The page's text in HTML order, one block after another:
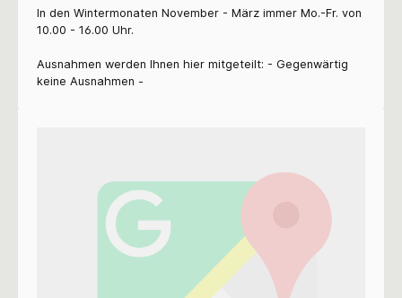
In den Wintermonaten November - März immer Mo.-Fr. von
10.00 - 16.00 Uhr.
Ausnahmen werden Ihnen hier mitgeteilt: - Gegenwärtig
keine Ausnahmen -